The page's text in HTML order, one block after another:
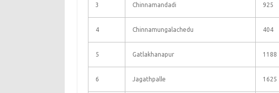
3 Chinnamandadi 925
4 Chinnamungalachedu 404
5 Gatlakhanapur 1188
6 Jagathpalle 1625